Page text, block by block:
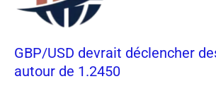
GBP/USD devrait déclencher
autour de 1.2450